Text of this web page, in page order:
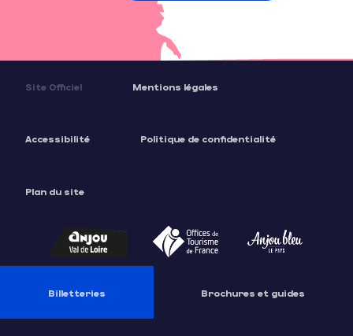
Site Officiel Mentions légales
Accessibilité Politique de confidentialité
Plan du site
Billetteries Brochures et guides